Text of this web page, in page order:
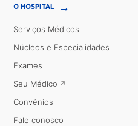
O HOSPITAL →
Serviços Médicos
Núcleos e Especialidades
Exames
Seu Médico
Convênios
Fale conosco